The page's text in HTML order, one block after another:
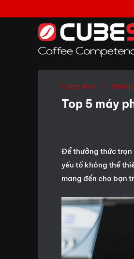
Cubes Asia Khám
Top 5 máy
Để thưởng thức trọn
yếu tố không thể
mang đến cho bạn